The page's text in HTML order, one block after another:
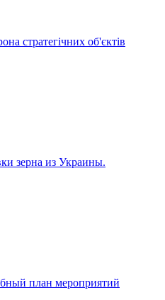
стратегічних об'єктів
зерна из Украины.
план мероприятий